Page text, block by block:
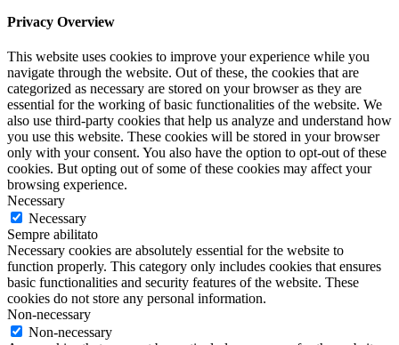
Privacy Overview
This website uses cookies to improve your experience while you
navigate through the website. Out of these, the cookies that are
categorized as necessary are stored on your browser as they are
essential for the working of basic functionalities of the website. We
also use third-party cookies that help us analyze and understand how
you use this website. These cookies will be stored in your browser
only with your consent. You also have the option to opt-out of these
cookies. But opting out of some of these cookies may affect your
browsing experience.
Necessary
Necessary
Sempre abilitato
Necessary cookies are absolutely essential for the website to
function properly. This category only includes cookies that ensures
basic functionalities and security features of the website. These
cookies do not store any personal information.
Non-necessary
Non-necessary